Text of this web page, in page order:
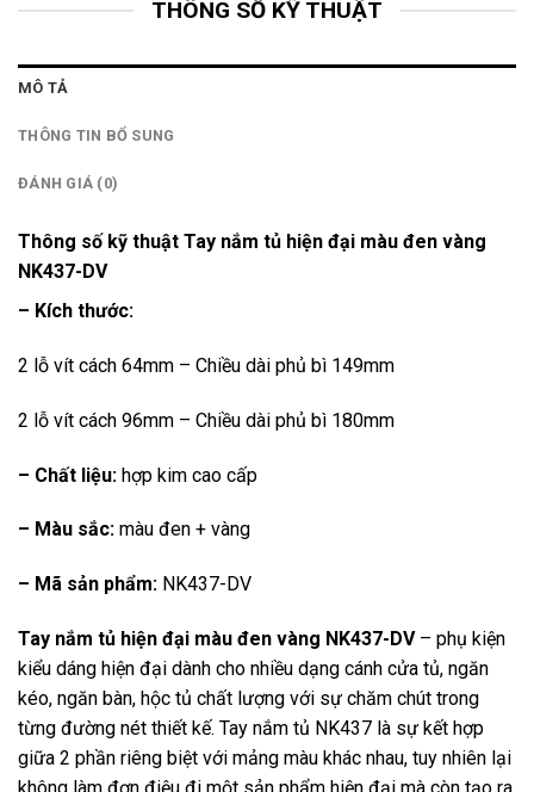
THÔNG SỐ KỸ THUẬT
MÔ TẢ
THÔNG TIN BỔ SUNG
ĐÁNH GIÁ (0)
Thông số kỹ thuật Tay nắm tủ hiện đại màu đen vàng
NK437-DV
– Kích thước:
2 lỗ vít cách 64mm – Chiều dài phủ bì 149mm
2 lỗ vít cách 96mm – Chiều dài phủ bì 180mm
– Chất liệu: hợp kim cao cấp
– Màu sắc: màu đen + vàng
– Mã sản phẩm: NK437-DV
Tay nắm tủ hiện đại màu đen vàng NK437-DV– phụ kiện
kiểu dáng hiện đại dành cho nhiều dạng cánh cửa tủ, ngăn
kéo, ngăn bàn, hộc tủ chất lượng với sự chăm chút trong
từng đường nét thiết kế. Tay nắm tủ NK437 là sự kết hợp
giữa 2 phần riêng biệt với mảng màu khác nhau, tuy nhiên lại